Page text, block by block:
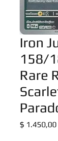
Iron
158/
Rare
$ 1.450,00